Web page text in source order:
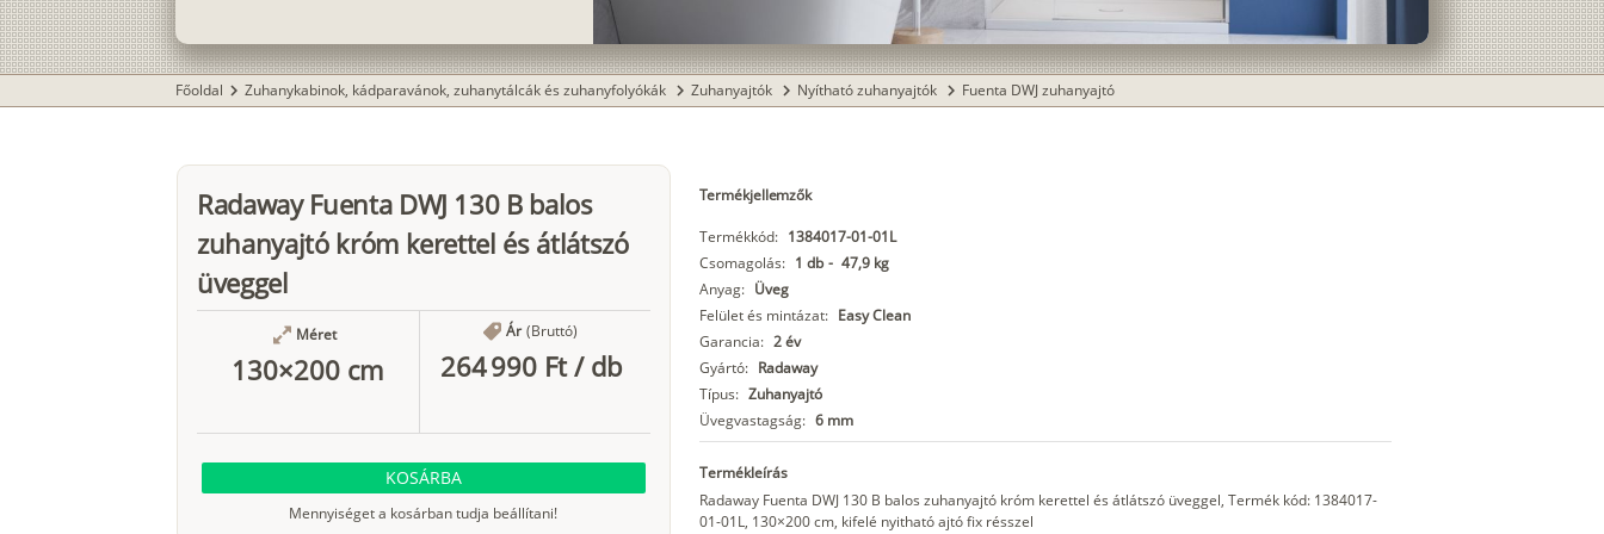
Főoldal chevron_right Zuhanykabinok, kádparavánok, zuhanytálcák és zuhanyfolyókák chevron_right Zuhanyajtók chevron_right Nyítható zuhanyajtók chevron_right Fuenta DWJ zuhanyajtó
Radaway Fuenta DWJ 130 B balos
zuhanyajtó króm kerettel és átlátszó
üveggel
Méret
130×200 cm
Ár (Bruttó)
264 990 Ft/ db
KOSÁRBA
Mennyiséget a kosárban tudja beállítani!
Termékjellemzők
Termékkód: 1384017-01-01L
Csomagolás: 1 db - 47,9 kg
Anyag: Üveg
Felület és mintázat: Easy Clean
Garancia: 2 év
Gyártó: Radaway
Típus: Zuhanyajtó
Üvegvastagság: 6 mm
Termékleírás
Radaway Fuenta DWJ 130 B balos zuhanyajtó króm kerettel és átlátszó üveggel, Termék kód: 1384017-
01-01L, 130×200 cm, kifelé nyitható ajtó fix résszel